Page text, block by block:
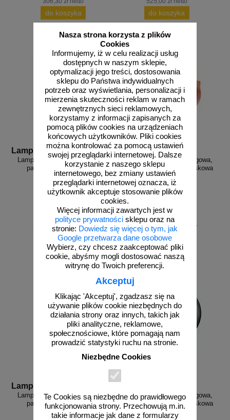
Nasza strona korzysta z plików
Cookies
Informujemy, iż w celu realizacji usług
dostępnych w naszym sklepie,
optymalizacji jego treści, dostosowania
sklepu do Państwa indywidualnych
potrzeb oraz wyświetlania, personalizacji i
mierzenia skuteczności reklam w ramach
zewnętrznych sieci reklamowych,
korzystamy z informacji zapisanych za
pomocą plików cookies na urządzeniach
końcowych użytkowników. Pliki cookies
można kontrolować za pomocą ustawień
swojej przeglądarki internetowej. Dalsze
korzystanie z naszego sklepu
internetowego, bez zmiany ustawień
przeglądarki internetowej oznacza, iż
użytkownik akceptuje stosowanie plików
cookies.
Więcej informacji zawartych jest w
polityce prywatności sklepu oraz na
stronie: Dowiedz się więcej o tym, jak
Google przetwarza dane osobowe
Wybierz, czy chcesz zaakceptować pliki
cookie, abyśmy mogli dostosować naszą
witrynę do Twoich preferencji.
Akceptuj
Klikając 'Akceptuj', zgadzasz się na
używanie plików cookie niezbędnych do
działania strony oraz innych, takich jak
pliki analityczne, reklamowe,
społecznościowe, które pomagają nam
prowadzić statystyki ruchu na stronie.
Niezbędne Cookies
Te Cookies są niezbędne do prawidłowego
funkcjonowania strony. Przechowują m.in.
takie informacje jak dane z formularzy
do koszyka do koszyka
Lampa LED 23
Lampa ostrzegawcza drogowa,
panel LED 23 cm - błysk
standardowy
od 415,13 zł
337,50 zł netto
do koszyka
Lampa LED 2x23
Lampa ostrzegawcza drogowa,
panel LED 2x23 cm - błyskowa
od 707,25 zł
575,00 zł netto
do koszyka
Lampa LED 30
Lampa ostrzegawcza drogowa,
panel LED 30 cm - błysk
standardowy
Lampa ostrzegawcza drogowa,
panel LED 2x30 cm - błyskowa